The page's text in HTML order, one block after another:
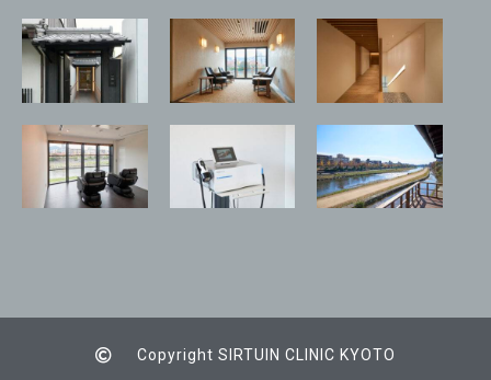
Copyright SIRTUIN CLINIC KYOTO